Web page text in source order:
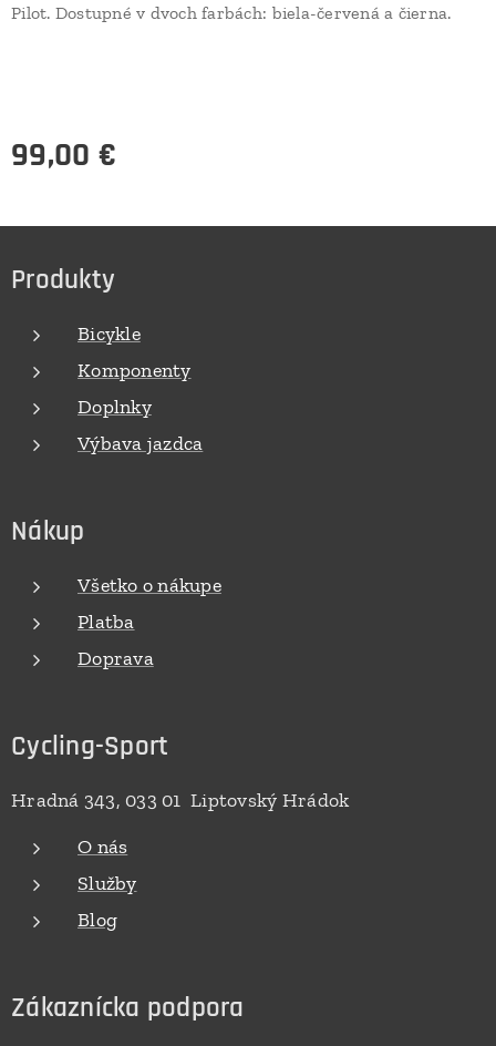
Pilot. Dostupné v dvoch farbách: biela-červená a čierna.
99,00 €
Produkty
Bicykle
Komponenty
Doplnky
Výbava jazdca
Nákup
Všetko o nákupe
Platba
Doprava
Cycling-Sport
Hradná 343, 033 01 Liptovský Hrádok
O nás
Služby
Blog
Zákaznícka podpora